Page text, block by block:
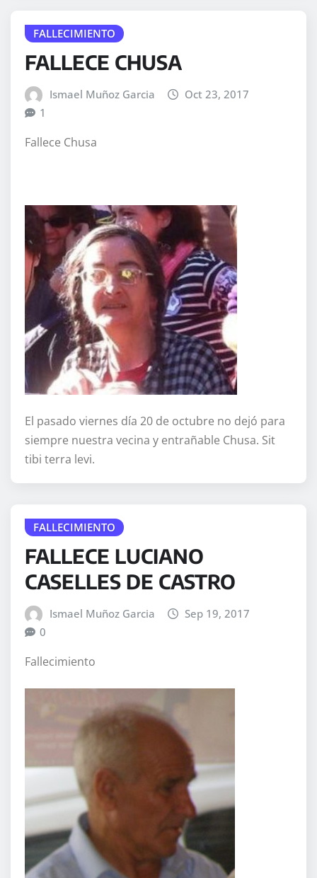
FALLECIMIENTO
FALLECE CHUSA
Ismael Muñoz Garcia
Oct 23, 2017
1
Fallece Chusa
El pasado viernes día 20 de octubre no dejó para
siempre nuestra vecina y entrañable Chusa. Sit
tibi terra levi.
FALLECIMIENTO
FALLECE LUCIANO
CASELLES DE CASTRO
Ismael Muñoz Garcia
Sep 19, 2017
0
Fallecimiento